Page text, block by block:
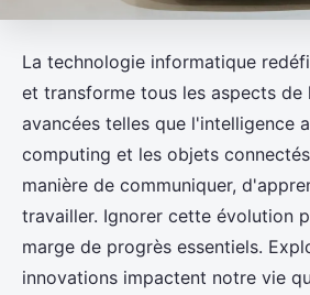
La technologie informatique
et transforme tous les aspects de
avancées telles que l'intelligence
computing et les objets
manière de communiquer,
travailler. Ignorer cette évolution
marge de progrès essentiels.
innovations impactent notre vie